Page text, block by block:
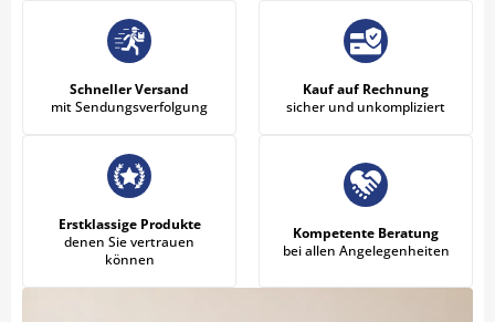
Schneller Versand
mit Sendungsverfolgung
Kauf auf Rechnung
sicher und unkompliziert
Erstklassige Produkte
denen Sie vertrauen
können
Kompetente Beratung
bei allen Angelegenheiten